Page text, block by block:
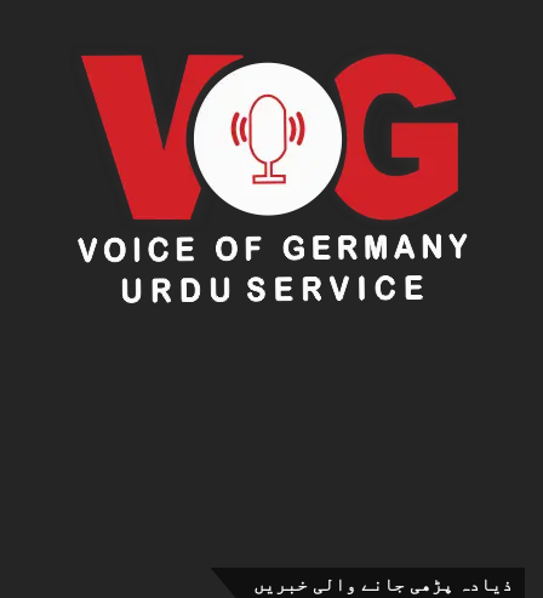
ذیادہ پڑھی جانے والی خبریں